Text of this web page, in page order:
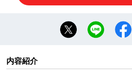
内容紹介